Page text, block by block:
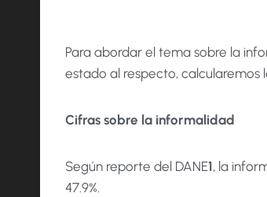
Para abordar el tema sobre la
estado al respecto, calcularemos
Cifras sobre la informalidad
Según reporte del DANE1, la
47.9%.